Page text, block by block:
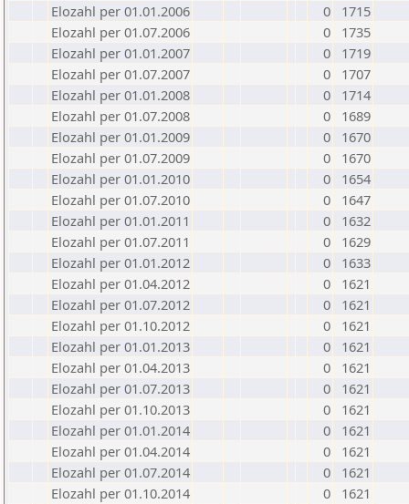
Elozahl per 01.01.2006
0
1715
Elozahl per 01.07.2006
0
1735
Elozahl per 01.01.2007
0
1719
Elozahl per 01.07.2007
0
1707
Elozahl per 01.01.2008
0
1714
Elozahl per 01.07.2008
0
1689
Elozahl per 01.01.2009
0
1670
Elozahl per 01.07.2009
0
1670
Elozahl per 01.01.2010
0
1654
Elozahl per 01.07.2010
0
1647
Elozahl per 01.01.2011
0
1632
Elozahl per 01.07.2011
0
1629
Elozahl per 01.01.2012
0
1633
Elozahl per 01.04.2012
0
1621
Elozahl per 01.07.2012
0
1621
Elozahl per 01.10.2012
0
1621
Elozahl per 01.01.2013
0
1621
Elozahl per 01.04.2013
0
1621
Elozahl per 01.07.2013
0
1621
Elozahl per 01.10.2013
0
1621
Elozahl per 01.01.2014
0
1621
Elozahl per 01.04.2014
0
1621
Elozahl per 01.07.2014
0
1621
Elozahl per 01.10.2014
0
1621